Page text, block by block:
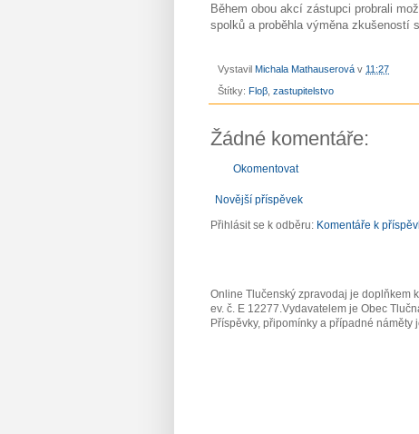
Během obou akcí zástupci probrali
spolků a proběhla výměna zkušeností
Vystavil Michala Mathauserová v 11:27
Štítky: Floβ zastupitelstvo
Žádné komentáře:
Okomentovat
Novější příspěvek
Přihlásit se k odběru: Komentáře k
Online Tlučenský zpravodaj je doplňkem
ev. č. E 12277.Vydavatelem je Obec
Příspěvky, připomínky a případné náměty